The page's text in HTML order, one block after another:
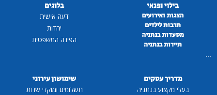
בילוי ופנאי
הצגות ואירועים
תרבות לילדים
מסעדות בנתניה
תיירות בנתניה
...
בלוגים
דעה אישית
יהדות
הפינה המשפטית
מדריך עסקים
בעלי מקצוע בנתניה
שימושון עירוני
תשלומים ומוקדי שרות